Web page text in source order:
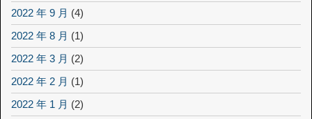
2022 年 9 月 (4)
2022 年 8 月 (1)
2022 年 3 月 (2)
2022 年 2 月 (1)
2022 年 1 月 (2)